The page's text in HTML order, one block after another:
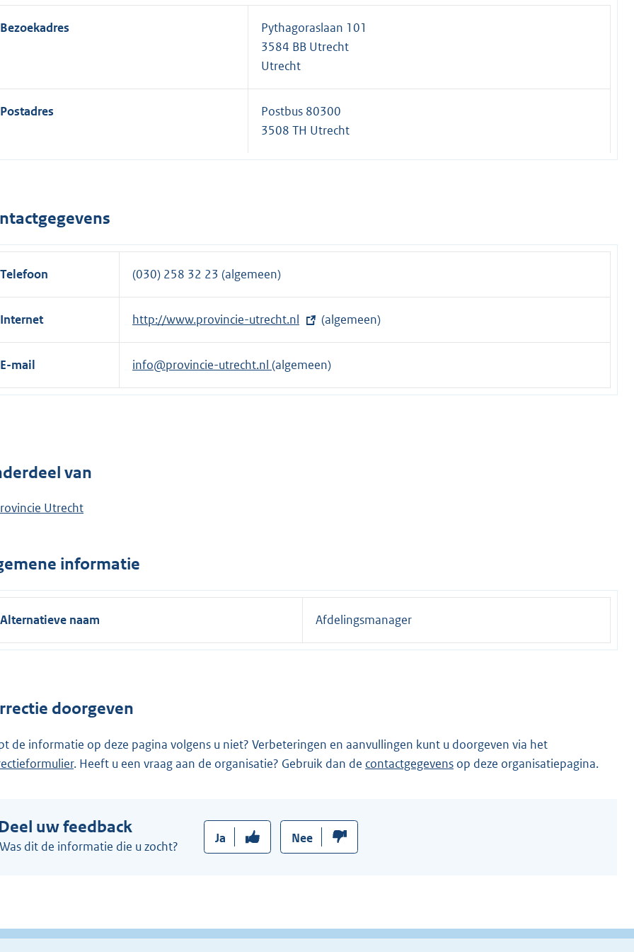
Bezoekadres
Pythagoraslaan 101
3584 BB Utrecht
Utrecht
Postadres
Postbus 80300
3508 TH Utrecht
Telefoon (030) 258 32 23 (algemeen)
Internet
E
x
t
r
http://www.provincie-utrecht.nl (algemeen)
E-mail info@provincie-utrecht.nl (algemeen)
van
Utrecht
informatie
Alternatieve naam Afdelingsmanager
doorgeven
de informatie op deze pagina volgens u niet? Verbeteringen en aanvullingen kunt u doorgeven via het
. Heeft u een vraag aan de organisatie? Gebruik dan de contactgegevens op deze organisatiepagina.
Deel uw feedback
Was dit de informatie die u zocht?
Ja Nee